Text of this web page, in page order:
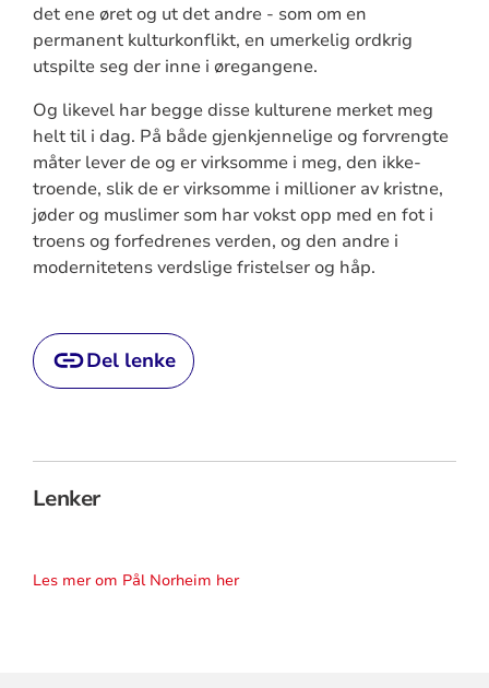
det ene øret og ut det andre - som om en
permanent kulturkonflikt, en umerkelig ordkrig
utspilte seg der inne i øregangene.
Og likevel har begge disse kulturene merket meg
helt til i dag. På både gjenkjennelige og forvrengte
måter lever de og er virksomme i meg, den ikke-
troende, slik de er virksomme i millioner av kristne,
jøder og muslimer som har vokst opp med en fot i
troens og forfedrenes verden, og den andre i
modernitetens verdslige fristelser og håp.
Del lenke
Lenker
Les mer om Pål Norheim her